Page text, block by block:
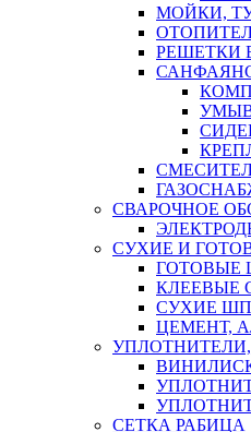
МОЙКИ,
РЕШЕТКИ
СВАРОЧНОЕ
СУХИЕ И
ГОТОВЫЕ
КЛЕЕВЫЕ
СУХИЕ
ЦЕМЕНТ,
СЕТКА РАБИЦА